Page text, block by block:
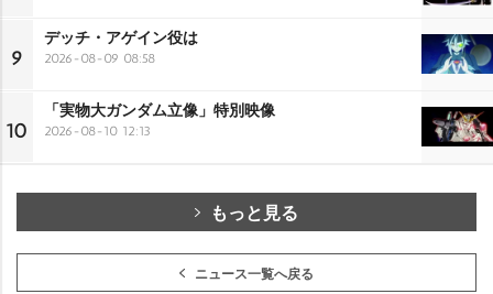
9
デッチ・アゲイン役は
2026-08-09 08:58
10
「実物大ガンダム立像」特別映像
2026-08-10 12:13
もっと見る
ニュース一覧へ戻る